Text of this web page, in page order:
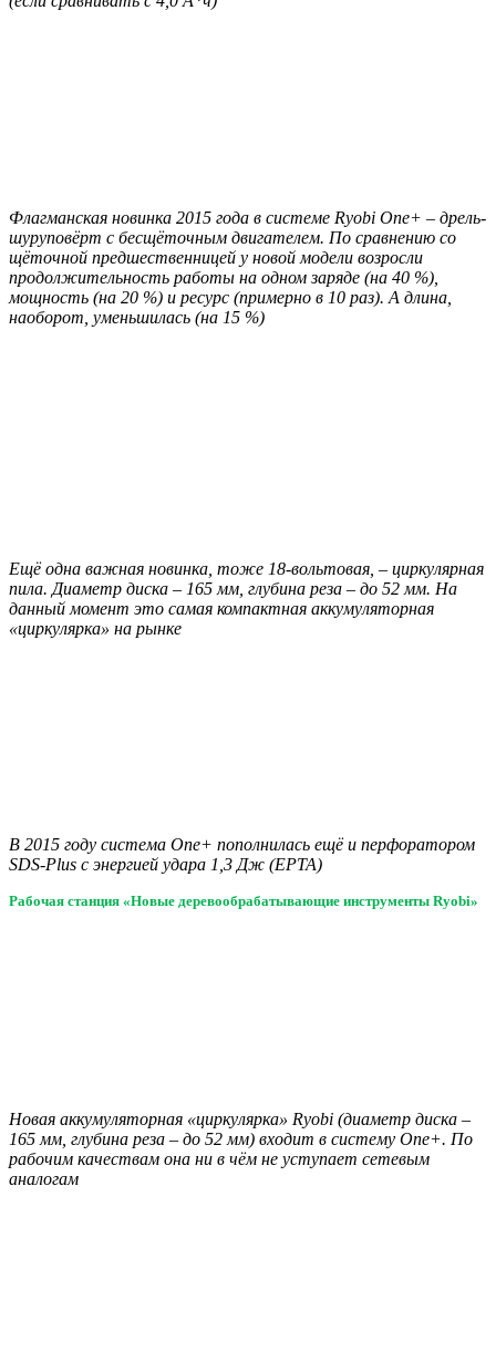
Флагманская новинка 2015 года в системе Ryobi One+ – дрель-
шуруповёрт с бесщёточным двигателем. По сравнению со
щёточной предшественницей у новой модели возросли
продолжительность работы на одном заряде (на 40 %),
мощность (на 20 %) и ресурс (примерно в 10 раз). А длина,
наоборот, уменьшилась (на 15 %)
Ещё одна важная новинка, тоже 18-вольтовая, – циркулярная
пила. Диаметр диска – 165 мм, глубина реза – до 52 мм. На
данный момент это самая компактная аккумуляторная
«циркулярка» на рынке
В 2015 году система One+ пополнилась ещё и перфоратором
SDS-Plus с энергией удара 1,3 Дж (EPTA)
Рабочая станция «Новые деревообрабатывающие инструменты Ryobi»
Новая аккумуляторная «циркулярка» Ryobi (диаметр диска –
165 мм, глубина реза – до 52 мм) входит в систему One+. По
рабочим качествам она ни в чём не уступает сетевым
аналогам